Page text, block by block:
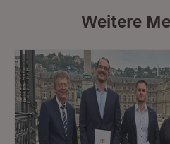
Weitere